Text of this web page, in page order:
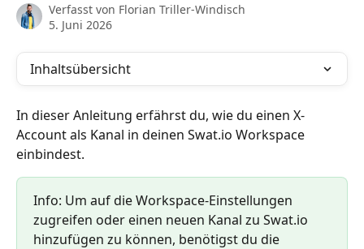
Verfasst von Florian Triller-Windisch
5. Juni 2026
Inhaltsübersicht
In dieser Anleitung erfährst du, wie du einen X-
Account als Kanal in deinen Swat.io Workspace
einbindest.
Info: Um auf die Workspace-Einstellungen
zugreifen oder einen neuen Kanal zu Swat.io
hinzufügen zu können, benötigst du die